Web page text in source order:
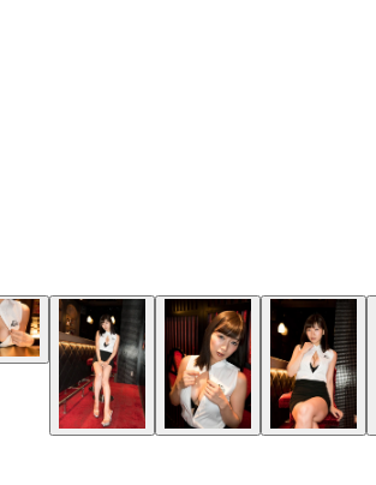
さも抜群ですが、ふとしたかわいらしさ
りとインドア派のようです